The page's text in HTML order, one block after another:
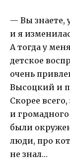
— Вы знаете,
и я
А тогда у
детское
очень
Высоцкий и
Скорее
и
были
люди, про
не знал…